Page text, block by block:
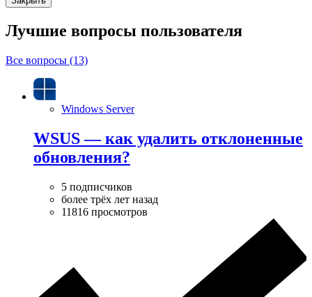
Лучшие вопросы пользователя
Все вопросы (13)
Windows Server
WSUS — как удалить отклоненные
обновления?
5 подписчиков
более трёх лет назад
11816 просмотров